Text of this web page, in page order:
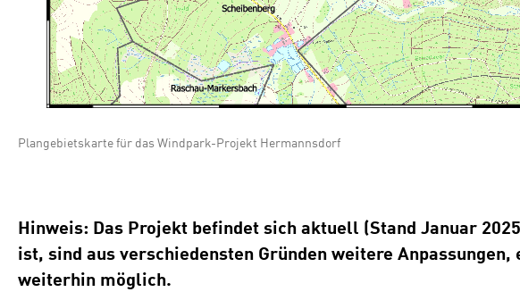
Plangebietskarte für das Windpark-Projekt Hermannsdorf
Hinweis: Das Projekt befindet sich aktuell (Stand Januar
ist, sind aus verschiedensten Gründen weitere
weiterhin möglich.